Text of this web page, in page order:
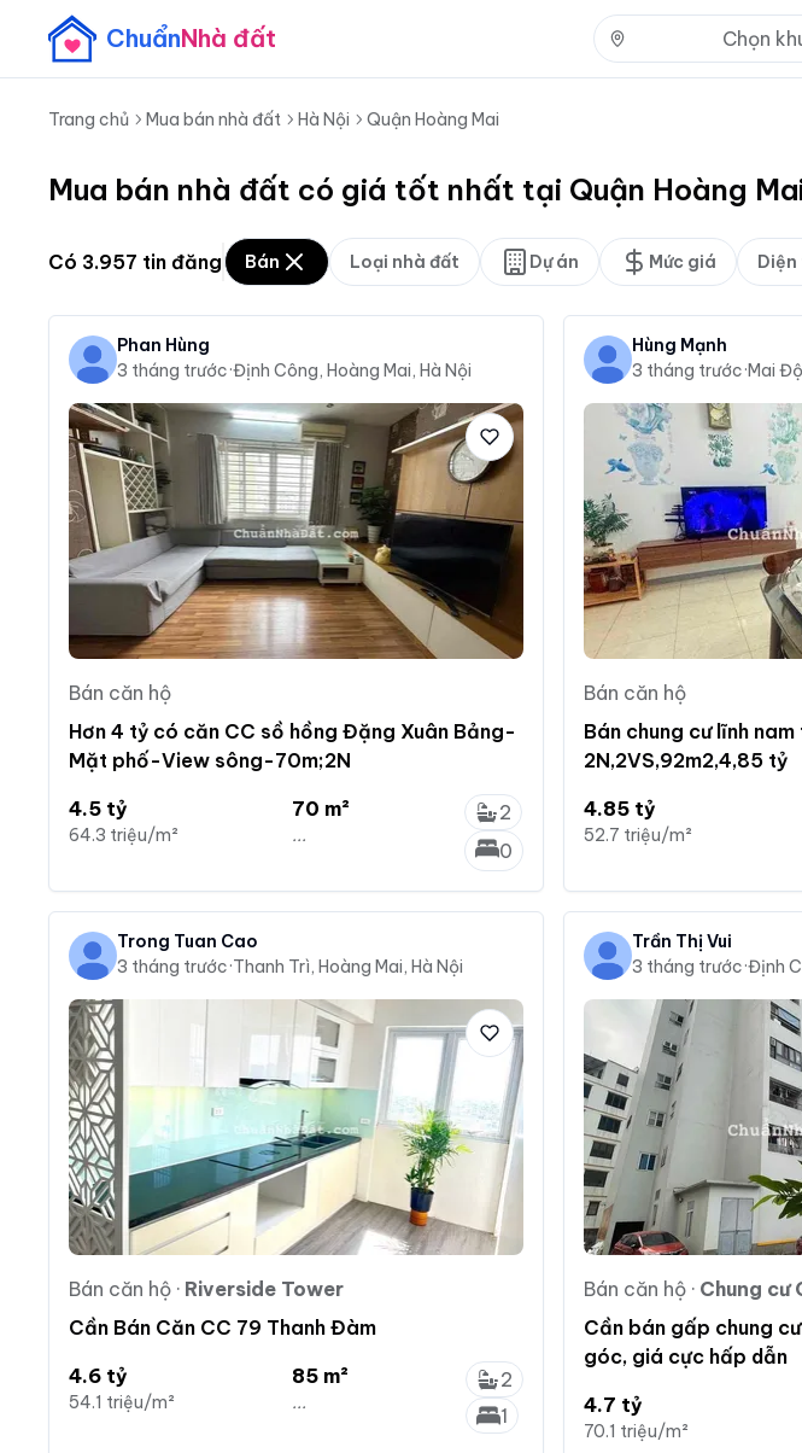
ChuẩnNhà đất Chọn
Trang chủ Mua bán nhà đất Hà Nội Quận Hoàng Mai
Mua bán nhà đất có giá tốt nhất tại Quận Hoàng
Có 3.957 tin đăng Bán Loại nhà đất Dự án Mức giá
Phan Hùng
3 tháng trước·Định Công, Hoàng Mai, Hà Nội
Bán căn hộ
Hơn 4 tỷ có căn CC sồ hồng Đặng Xuân Bảng-
Mặt phố-View sông-70m;2N
4.5 tỷ
64.3 triệu/m²
70 m²
...
2
0
Hùng Mạnh
3 tháng trước·Mai
Bán căn hộ
Bán chung cư lĩnh nam
2N,2VS,92m2,4,85 tỷ
4.85 tỷ
52.7 triệu/m²
Trong Tuan Cao
3 tháng trước·Thanh Trì, Hoàng Mai, Hà Nội
Bán căn hộ · Riverside Tower
Cần Bán Căn CC 79 Thanh Đàm
4.6 tỷ
54.1 triệu/m²
85 m²
...
2
1
Trần Thị Vui
3 tháng trước·Định
Bán căn hộ· Chung cư
Cần bán gấp chung
góc, giá cực hấp dẫn
4.7 tỷ
70.1 triệu/m²